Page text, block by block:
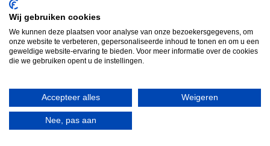
van hun kind(eren). Die ochtend volgt u samen met uw
kind de les die op dat moment op het rooster staat.
LEES MEER
Wij gebruiken cookies
We kunnen deze plaatsen voor analyse van onze bezoekersgegevens, om
onze website te verbeteren, gepersonaliseerde inhoud te tonen en om u een
geweldige website-ervaring te bieden. Voor meer informatie over de cookies
die we gebruiken opent u de instellingen.
Accepteer alles Weigeren
Nee, pas aan